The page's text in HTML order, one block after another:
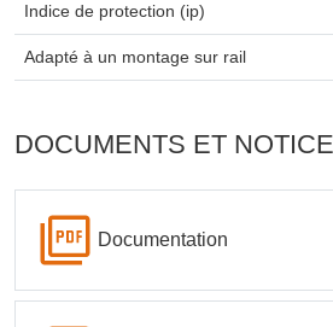
Indice de protection (ip)
Adapté à un montage sur rail
DOCUMENTS ET
Documentation